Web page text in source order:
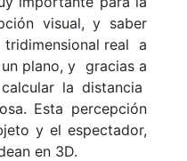
visual, y saber
real a
plano, y gracias a
la distancia
Esta percepción
y el espectador,
en 3D.